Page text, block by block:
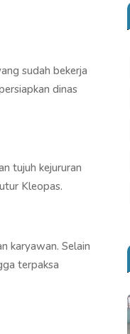
sudah bekerja
dinas
tujuh kejururan
Kleopas.
karyawan. Selain
terpaksa